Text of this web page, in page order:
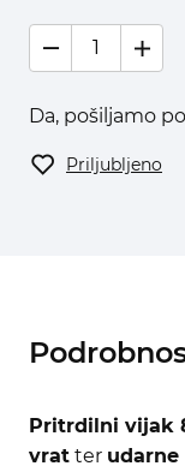
Da, pošiljamo
Priljubljeno
Pritrdilni vijak
vrat ter